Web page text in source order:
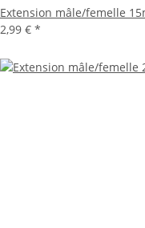
Extension mâle/femelle
2,99 € *